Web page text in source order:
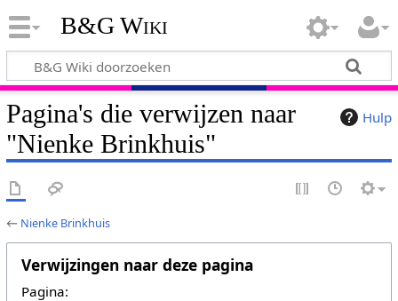
B&G Wiki
Hulp
Pagina's die verwijzen naar
"Nienke Brinkhuis"
← Nienke Brinkhuis
Verwijzingen naar deze pagina
Pagina: